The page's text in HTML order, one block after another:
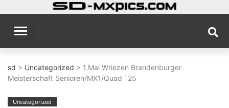
content
sd
sd > Uncategorized > 1.Mai Wriezen Brandenburger
Meisterschaft Senioren/MX1/Quad `25
Uncategorized